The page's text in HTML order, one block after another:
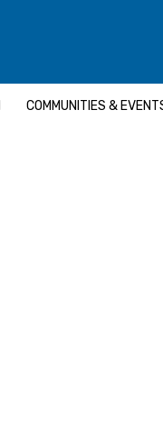
COMMUNITIES &